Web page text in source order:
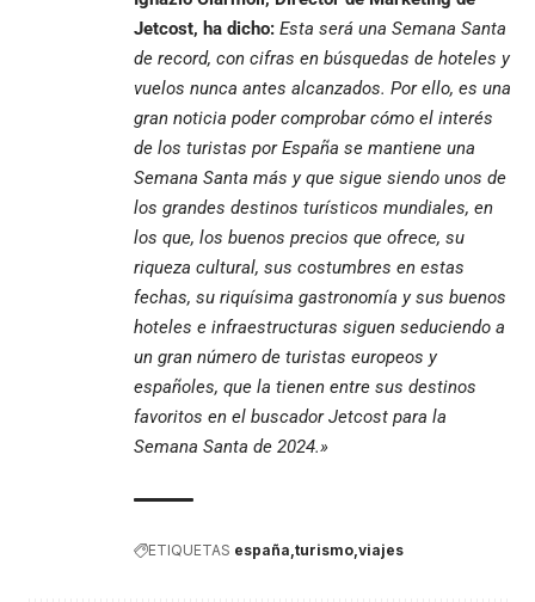
Jetcost, ha dicho: Esta será una Semana Santa
de record, con cifras en búsquedas de hoteles y
vuelos nunca antes alcanzados. Por ello, es una
gran noticia poder comprobar cómo el interés
de los turistas por España se mantiene una
Semana Santa más y que sigue siendo unos de
los grandes destinos turísticos mundiales, en
los que, los buenos precios que ofrece, su
riqueza cultural, sus costumbres en estas
fechas, su riquísima gastronomía y sus buenos
hoteles e infraestructuras siguen seduciendo a
un gran número de turistas europeos y
españoles, que la tienen entre sus destinos
favoritos en el buscador Jetcost para la
Semana Santa de 2024.»
ETIQUETAS españa turismo viajes